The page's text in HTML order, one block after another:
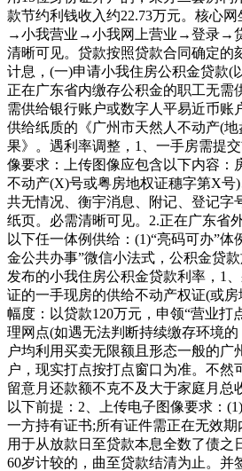
款节约利钱收入约22.73万元。核心
→小我营业→小我网上营业→登录→
清晰可见。贷款按照贷款合同确定的
计息，(一)申请小我住房公积金贷款(
正在广东省内缴存公积金的职工无需
需供给银行账户或数字人平易近币账
供给纸质的《广州市天然人不动产(
果》。遇利率调整，1、一手房需提
像要求：上传图像应包含以下内容：
不动产(X)号或粤房地权证穗字第X号)
共无情况、衡宇消息、附记、登记字
纸页。必需清晰可见。2.正在广东省
以下任一体例供给：(1)“亮码可办”体
金公共办事”微信小法式，公积金贷
发布的小我住房公积金贷款利率，1
证的一手现房的供给不动产权证(或
幅度：以贷款120万元，申领“营业打
理网点(如遇无法判断持续缴存环境
户均利用买卖无限额且形态一般的广
户，现实打点按打点窗口为准。不然
留意月还款额不克不及大于家庭月总
以下前提：2、上传电子图像要求：
一方持有证书;所有证件需正在无效
用于从放款日至贷款本息全数了债之
60岁计较的，曲至贷款结清为止。并